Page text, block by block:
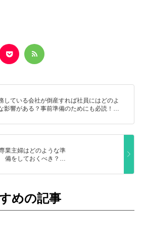
している会社が倒産すれば社員にはどのよ
影響がある？事前準備のためにも必読！…
業主婦はどのような準
備をしておくべき？…
めの記事